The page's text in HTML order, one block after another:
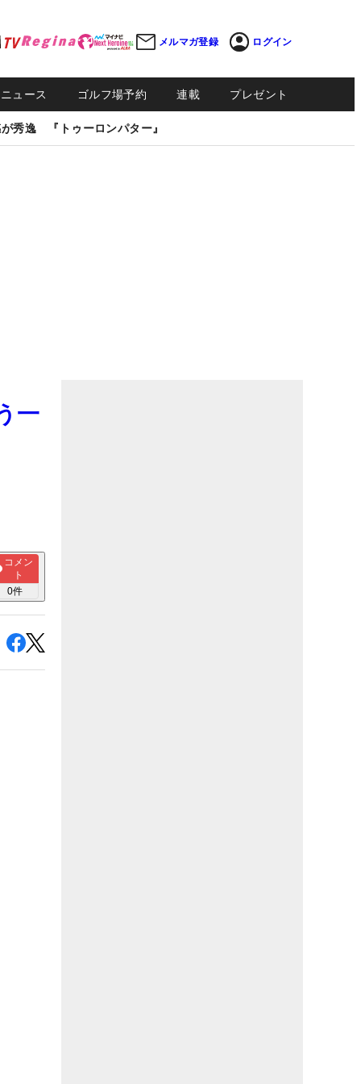
メルマガ登録 ログイン
ュース ゴルフ場予約 連載 プレゼント
秀逸 『トゥーロンパター』
一
コメン
ト
0件